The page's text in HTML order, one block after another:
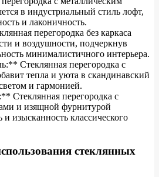
в индустриальный стиль лофт,
и лаконичность.
перегородка без каркаса
и воздушности, подчеркнув
минималистичного интерьера.
Стеклянная перегородка с
тепла и уюта в скандинавский
и гармонией.
Стеклянная перегородка с
и изящной фурнитурой
и изысканность классического
стеклянных